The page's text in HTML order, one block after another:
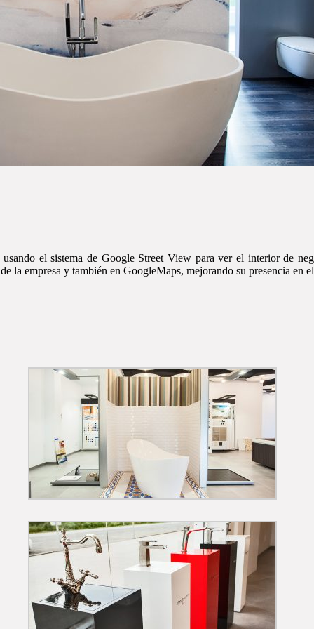
el sistema de Google Street View para ver el interior de
la empresa y también en GoogleMaps, mejorando su presencia en